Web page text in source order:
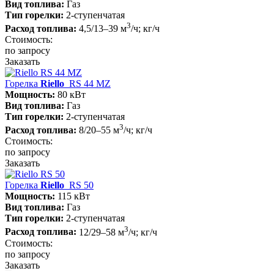
Вид топлива: Газ
Тип горелки: 2-ступенчатая
Расход топлива: 4,5/13–39 м3/ч; кг/ч
Стоимость:
по запросу
Заказать
Горелка Riello RS 44 MZ
Мощность: 80 кВт
Вид топлива: Газ
Тип горелки: 2-ступенчатая
Расход топлива: 8/20–55 м3/ч; кг/ч
Стоимость:
по запросу
Заказать
Горелка Riello RS 50
Мощность: 115 кВт
Вид топлива: Газ
Тип горелки: 2-ступенчатая
Расход топлива: 12/29–58 м3/ч; кг/ч
Стоимость:
по запросу
Заказать